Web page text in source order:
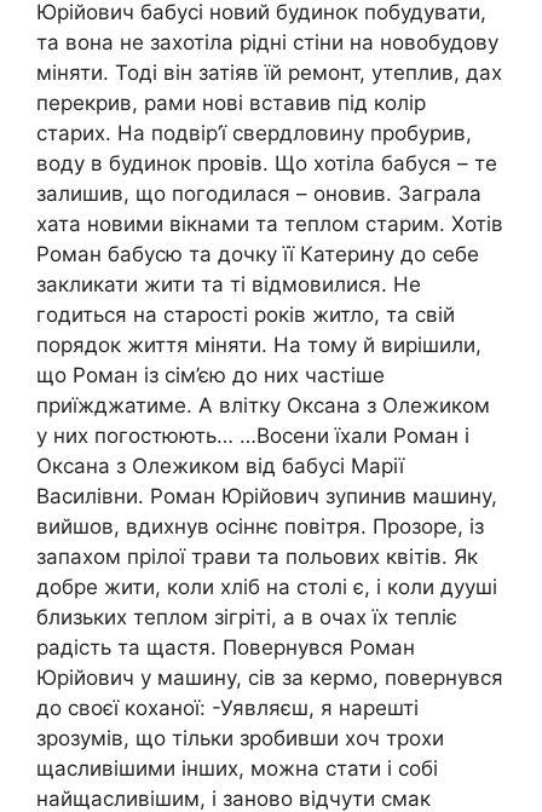
Юрійович бабусі новий будинок побудувати,
та вона не захотіла рідні стіни на новобудову
міняти. Тоді він затіяв їй ремонт, утеплив, дах
перекрив, рами нові вставив під колір
старих. На подвір’ї свердловину пробурив,
воду в будинок провів. Що хотіла бабуся – те
залишив, що погодилася – оновив. Заграла
хата новими вікнами та теплом старим. Хотів
Роман бабусю та дочку її Катерину до себе
закликати жити та ті відмовилися. Не
годиться на старості років житло, та свій
порядок життя міняти. На тому й вирішили,
що Роман із сім’єю до них частіше
приїжджатиме. А влітку Оксана з Олежиком
у них погостюють… …Восени їхали Роман і
Оксана з Олежиком від бабусі Марії
Василівни. Роман Юрійович зупинив машину,
вийшов, вдихнув осіннє повітря. Прозоре, із
запахом прілої трави та польових квітів. Як
добре жити, коли хліб на столі є, і коли дууші
близьких теплом зігріті, а в очах їх тепліє
радість та щастя. Повернувся Роман
Юрійович у машину, сів за кермо, повернувся
до своєї коханої: -Уявляєш, я нарешті
зрозумів, що тільки зробивши хоч трохи
щасливішими інших, можна стати і собі
найщасливішим, і заново відчути смак